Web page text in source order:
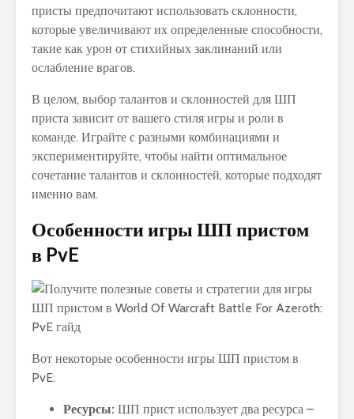
присты предпочитают использовать склонности,
которые увеличивают их определенные способности,
такие как урон от стихийных заклинаний или
ослабление врагов.
В целом, выбор талантов и склонностей для ШП
приста зависит от вашего стиля игры и роли в
команде. Играйте с разными комбинациями и
экспериментируйте, чтобы найти оптимальное
сочетание талантов и склонностей, которые подходят
именно вам.
Особенности игры ШП пристом
в PvE
Вот некоторые особенности игры ШП пристом в
PvE:
Ресурсы: ШП прист использует два ресурса –